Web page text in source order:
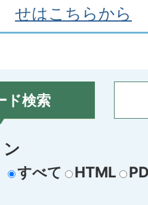
せはこちらから
ド検索
すべて HTML